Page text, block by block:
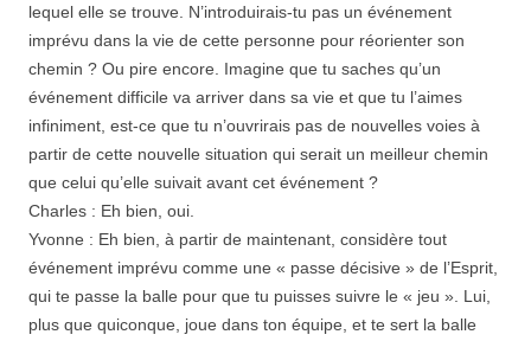
lequel elle se trouve. N’introduirais-tu pas un événement
imprévu dans la vie de cette personne pour réorienter son
chemin ? Ou pire encore. Imagine que tu saches qu’un
événement difficile va arriver dans sa vie et que tu l’aimes
infiniment, est-ce que tu n’ouvrirais pas de nouvelles voies à
partir de cette nouvelle situation qui serait un meilleur chemin
que celui qu’elle suivait avant cet événement ?
Charles : Eh bien, oui.
Yvonne : Eh bien, à partir de maintenant, considère tout
événement imprévu comme une « passe décisive » de l’Esprit,
qui te passe la balle pour que tu puisses suivre le « jeu ». Lui,
plus que quiconque, joue dans ton équipe, et te sert la balle